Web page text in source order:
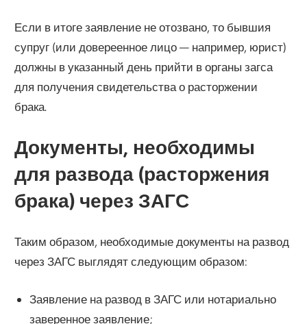
Если в итоге заявление не отозвано, то бывшия
супруг (или довереенное лицо — например, юрист)
должны в указанный день прийти в органы загса
для получения свидетельства о расторжении
брака.
Документы, необходимы
для развода (расторжения
брака) через ЗАГС
Таким образом, необходимые документы на развод
через ЗАГС выглядят следующим образом:
Заявление на развод в ЗАГС или нотариально
заверенное заявление;